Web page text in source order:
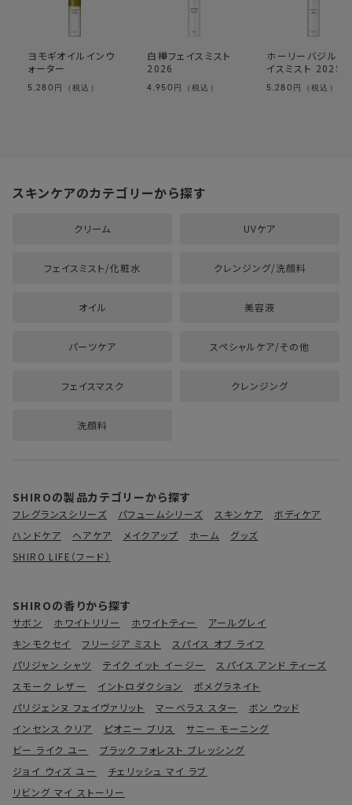
ヨモギオイルインウ
ォーター
5,280 円（税込）
白樺フェイスミスト
2026
4,950 円（税込）
ホーリーバジルフ
イスミスト 2025
5,280 円（税込）
スキンケアのカテゴリーから探す
クリーム UVケア
フェイスミスト/化粧水 クレンジング/洗顔料
オイル 美容液
パーツケア スペシャルケア/その他
フェイスマスク クレンジング
洗顔料
SHIROの製品カテゴリーから探す
フレグランスシリーズ パフュームシリーズ スキンケア
ボディケア
ハンドケア
ヘアケア メイクアップ ホーム
グッズ
SHIRO LIFE（フード）
SHIROの香りから探す
サボン ホワイトリリー ホワイトティー
アールグレイ
キンモクセイ
フリージア ミスト
スパイス オブ ライフ
パリジャン シャツ
テイク イット イージー
スパイス アンド ティーズ
スモーク レザー
イントロダクション
ポメグラネイト
パリジェンヌ フェイヴァリット
マーベラス スター
ボン ウッド
インセンス クリア
ピオニー ブリス
サニー モーニング
ビー ライク ユー
ブラック フォレスト ブレッシング
ジョイ ウィズ ユー
チェリッシュ マイ ラブ
リビング マイ ストーリー